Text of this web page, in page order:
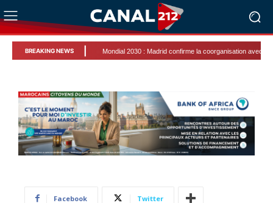
BREAKING NEWSMondial 2030 : Madrid confirme la coorganisation avec le Maroc
Facebook Twitter